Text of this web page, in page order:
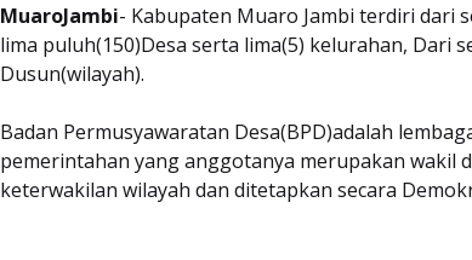
MuaroJambi- Kabupaten Muaro Jambi terdiri dari
lima puluh(150)Desa serta lima(5) kelurahan, Dari
Dusun(wilayah).
Badan Permusyawaratan Desa(BPD)adalah
pemerintahan yang anggotanya merupakan wakil
keterwakilan wilayah dan ditetapkan secara